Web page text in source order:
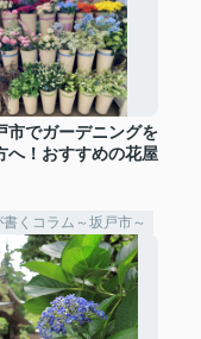
市でガーデニングを
へ！おすすめの花屋
くコラム～坂戸市～